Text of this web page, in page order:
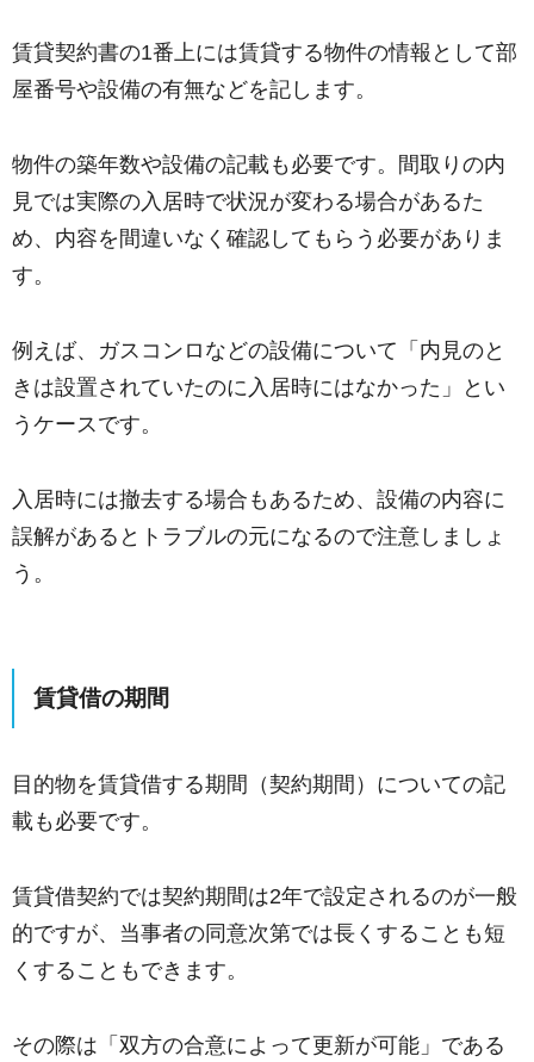
賃貸契約書の1番上には賃貸する物件の情報として部
屋番号や設備の有無などを記します。
物件の築年数や設備の記載も必要です。間取りの内
見では実際の入居時で状況が変わる場合があるた
め、内容を間違いなく確認してもらう必要がありま
す。
例えば、ガスコンロなどの設備について「内見のと
きは設置されていたのに入居時にはなかった」とい
うケースです。
入居時には撤去する場合もあるため、設備の内容に
誤解があるとトラブルの元になるので注意しましょ
う。
賃貸借の期間
目的物を賃貸借する期間（契約期間）についての記
載も必要です。
賃貸借契約では契約期間は2年で設定されるのが一般
的ですが、当事者の同意次第では長くすることも短
くすることもできます。
その際は「双方の合意によって更新が可能」である